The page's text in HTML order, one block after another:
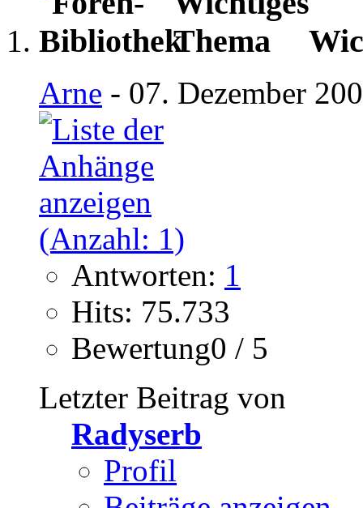
Arne - 07. Dezember
Antworten: 1
Hits: 75.733
Bewertung0 / 5
Letzter Beitrag von
Radyserb
Profil